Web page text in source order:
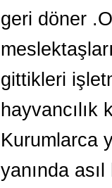
geri döner
gittikleri
hayvancılık
Kurumlarca
yanında